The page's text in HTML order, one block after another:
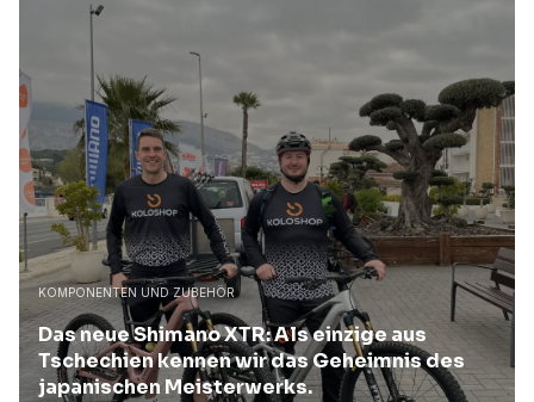
KOMPONENTEN UND ZUBEHÖR
Das neue Shimano XTR: Als einzige aus
Tschechien kennen wir das Geheimnis des
japanischen Meisterwerks.